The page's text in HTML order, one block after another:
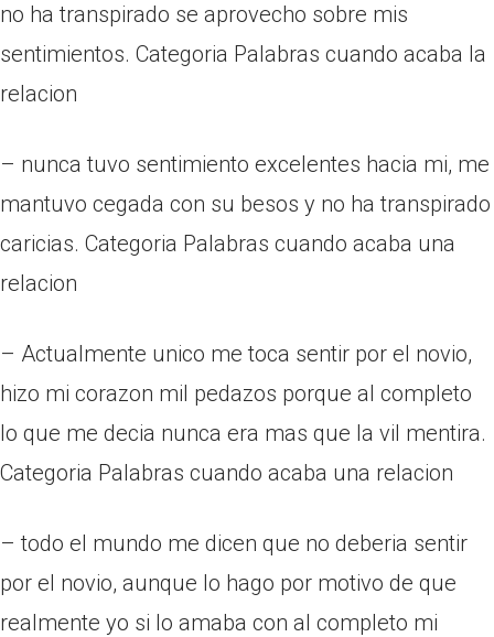
no ha transpirado se aprovecho sobre mis
sentimientos. Categoria Palabras cuando acaba la
relacion
– nunca tuvo sentimiento excelentes hacia mi, me
mantuvo cegada con su besos y no ha transpirado
caricias. Categoria Palabras cuando acaba una
relacion
– Actualmente unico me toca sentir por el novio,
hizo mi corazon mil pedazos porque al completo
lo que me decia nunca era mas que la vil mentira.
Categoria Palabras cuando acaba una relacion
– todo el mundo me dicen que no deberia sentir
por el novio, aunque lo hago por motivo de que
realmente yo si lo amaba con al completo mi